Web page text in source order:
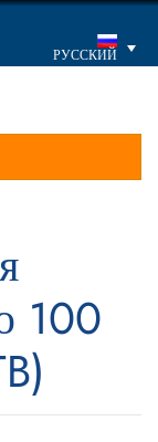
РУССКИЙ
100